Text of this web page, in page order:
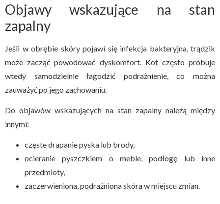
Objawy wskazujące na stan
zapalny
Jeśli w obrębie skóry pojawi się infekcja bakteryjna, trądzik
może zacząć powodować dyskomfort. Kot często próbuje
wtedy samodzielnie łagodzić podrażnienie, co można
zauważyć po jego zachowaniu.
Do objawów wskazujących na stan zapalny należą między
innymi:
częste drapanie pyska lub brody,
ocieranie pyszczkiem o meble, podłogę lub inne
przedmioty,
zaczerwieniona, podrażniona skóra w miejscu zmian.